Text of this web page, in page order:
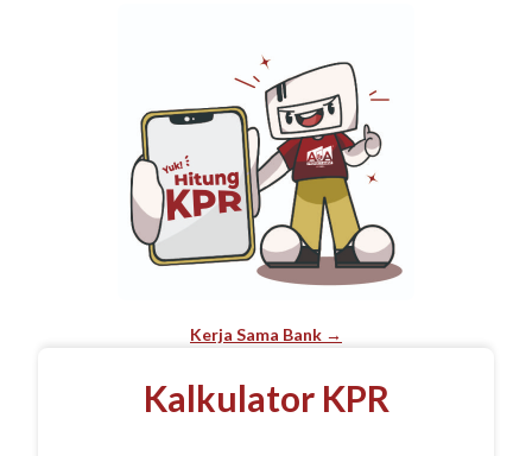
Kerja Sama Bank →
Kalkulator KPR